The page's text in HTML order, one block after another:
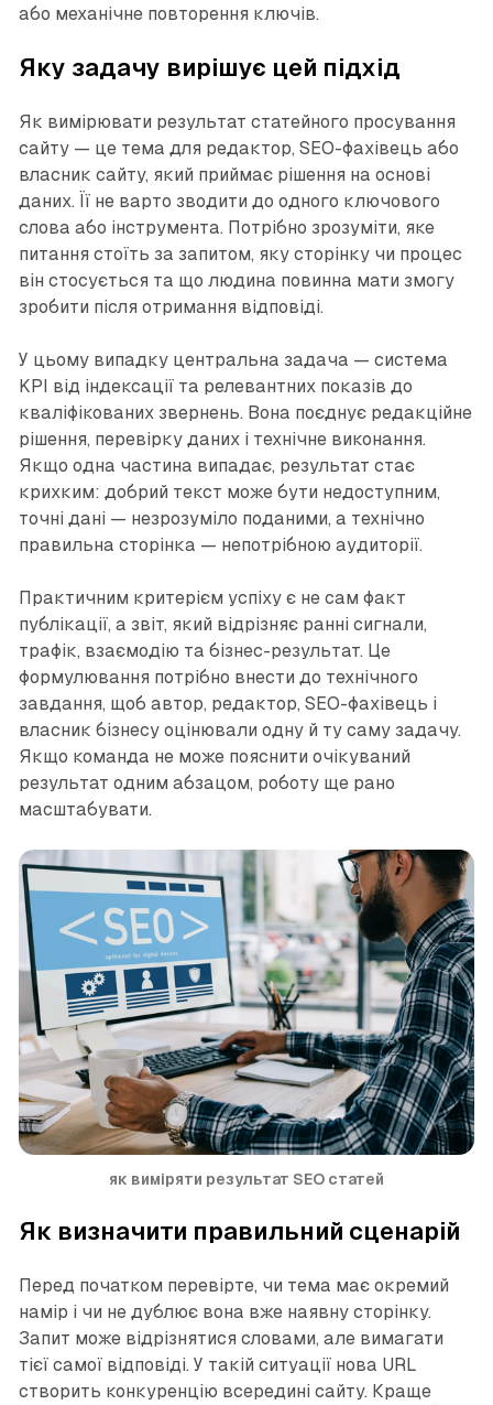
або механічне повторення ключів.
Яку задачу вирішує цей підхід
Як вимірювати результат статейного просування
сайту — це тема для редактор, SEO-фахівець або
власник сайту, який приймає рішення на основі
даних. Її не варто зводити до одного ключового
слова або інструмента. Потрібно зрозуміти, яке
питання стоїть за запитом, яку сторінку чи процес
він стосується та що людина повинна мати змогу
зробити після отримання відповіді.
У цьому випадку центральна задача — система
KPI від індексації та релевантних показів до
кваліфікованих звернень. Вона поєднує редакційне
рішення, перевірку даних і технічне виконання.
Якщо одна частина випадає, результат стає
крихким: добрий текст може бути недоступним,
точні дані — незрозуміло поданими, а технічно
правильна сторінка — непотрібною аудиторії.
Практичним критерієм успіху є не сам факт
публікації, а звіт, який відрізняє ранні сигнали,
трафік, взаємодію та бізнес-результат. Це
формулювання потрібно внести до технічного
завдання, щоб автор, редактор, SEO-фахівець і
власник бізнесу оцінювали одну й ту саму задачу.
Якщо команда не може пояснити очікуваний
результат одним абзацом, роботу ще рано
масштабувати.
як виміряти результат SEO статей
Як визначити правильний сценарій
Перед початком перевірте, чи тема має окремий
намір і чи не дублює вона вже наявну сторінку.
Запит може відрізнятися словами, але вимагати
тієї самої відповіді. У такій ситуації нова URL
створить конкуренцію всередині сайту. Краще